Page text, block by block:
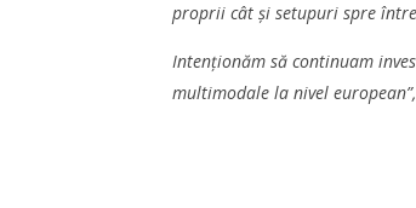
proprii cât și setupuri spre
Intenționăm să continuam
multimodale la nivel european”,